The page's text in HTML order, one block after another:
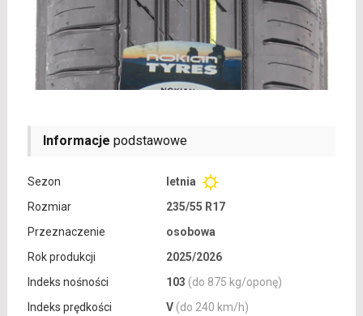
Informacje podstawowe
Sezon
letnia
Rozmiar
235/55 R17
Przeznaczenie
osobowa
Rok produkcji
2025/2026
Indeks nośności
103 (do 875 kg/oponę)
Indeks prędkości
V (do 240 km/h)